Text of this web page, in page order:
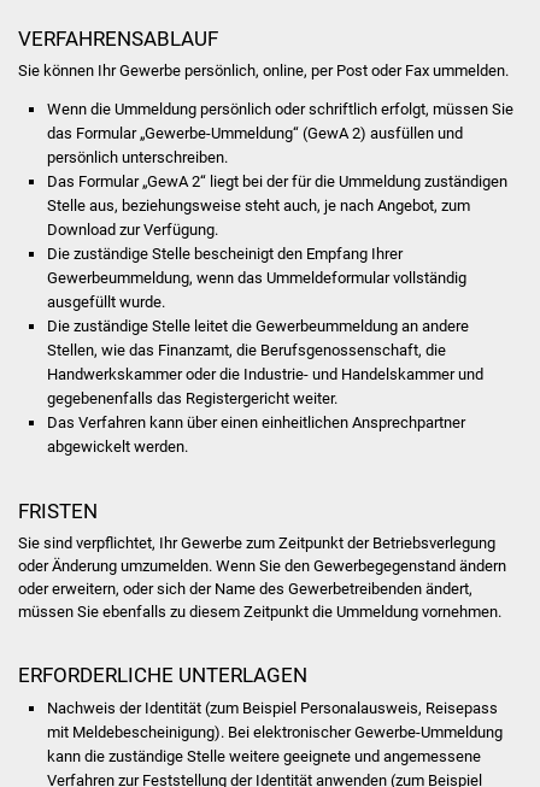
Kindergärten
Kolping-Musikschule
Volkshochschule
Soziale Einrichtungen
Kirchen
Lokale Agenda
Fachteam Jugend
Kinder- und
Stadtwerke
Suenergie
VERFAHRENSABLAUF
Sie können Ihr Gewerbe persönlich, online, per Post oder Fax ummelden.
Wenn die Ummeldung persönlich oder schriftlich erfolgt, müssen Sie
das Formular „Gewerbe-Ummeldung“ (GewA 2) ausfüllen und
persönlich unterschreiben.
Das Formular „GewA 2“ liegt bei der für die Ummeldung zuständigen
Stelle aus, beziehungsweise steht auch, je nach Angebot, zum
Download zur Verfügung.
Die zuständige Stelle bescheinigt den Empfang Ihrer
Gewerbeummeldung, wenn das Ummeldeformular vollständig
ausgefüllt wurde.
Die zuständige Stelle leitet die Gewerbeummeldung an andere
Stellen, wie das Finanzamt, die Berufsgenossenschaft, die
Handwerkskammer oder die Industrie- und Handelskammer und
gegebenenfalls das Registergericht weiter.
Das Verfahren kann über einen einheitlichen Ansprechpartner
abgewickelt werden.
FRISTEN
Sie sind verpflichtet, Ihr Gewerbe zum Zeitpunkt der Betriebsverlegung
oder Änderung umzumelden. Wenn Sie den Gewerbegegenstand ändern
oder erweitern, oder sich der Name des Gewerbetreibenden ändert,
müssen Sie ebenfalls zu diesem Zeitpunkt die Ummeldung vornehmen.
ERFORDERLICHE UNTERLAGEN
Nachweis der Identität (zum Beispiel Personalausweis, Reisepass
mit Meldebescheinigung). Bei elektronischer Gewerbe-Ummeldung
kann die zuständige Stelle weitere geeignete und angemessene
Verfahren zur Feststellung der Identität anwenden (zum Beispiel